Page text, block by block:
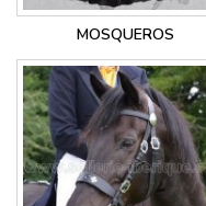
MOSQUEROS